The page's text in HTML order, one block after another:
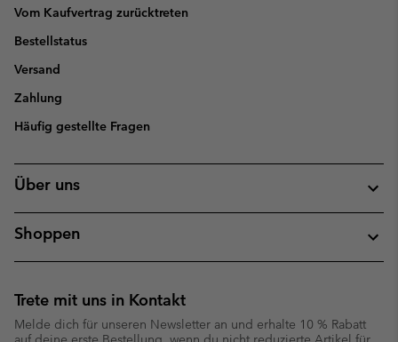
Vom Kaufvertrag zurücktreten
Bestellstatus
Versand
Zahlung
Häufig gestellte Fragen
Über uns
Shoppen
Trete mit uns in Kontakt
Melde dich für unseren Newsletter an und erhalte 10 % Rabatt